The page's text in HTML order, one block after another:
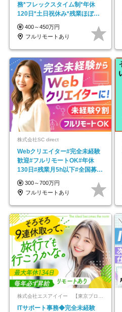
務*フレックスタイム制*年休
120日*土日祝休み*残業ほぼな
し*育児中社員8割以上
400～450万円
フルリモートあり
株式会社SC direct
Webクリエイター#完全未経験
歓迎#フルリモートOK#年休
130日#残業月5h以下#全国募集
#最大1年の研修
300～700万円
フルリモートあり
ITサポート事務◆完全未経験